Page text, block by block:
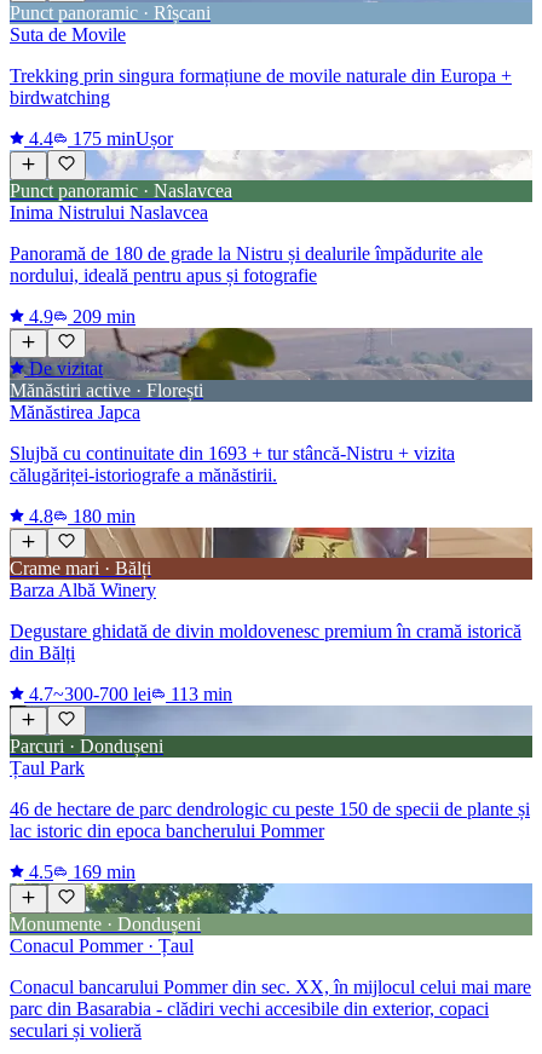
Punct panoramic · Rîșcani
Suta de Movile
Trekking prin singura formațiune de movile naturale din Europa +
birdwatching
4.4
175 minUșor
Punct panoramic · Naslavcea
Inima Nistrului Naslavcea
Panoramă de 180 de grade la Nistru și dealurile împădurite ale
nordului, ideală pentru apus și fotografie
4.9
209 min
De vizitat
Mănăstiri active · Florești
Mănăstirea Japca
Slujbă cu continuitate din 1693 + tur stâncă-Nistru + vizita
călugăriței-istoriografe a mănăstirii.
4.8
180 min
Crame mari · Bălți
Barza Albă Winery
Degustare ghidată de divin moldovenesc premium în cramă istorică
din Bălți
4.7~300-700 lei 113 min
Parcuri · Dondușeni
Țaul Park
46 de hectare de parc dendrologic cu peste 150 de specii de plante și
lac istoric din epoca bancherului Pommer
4.5
169 min
Monumente · Dondușeni
Conacul Pommer · Țaul
Conacul bancarului Pommer din sec. XX, în mijlocul celui mai mare
parc din Basarabia ⁠- clădiri vechi accesibile din exterior, copaci
seculari și volieră